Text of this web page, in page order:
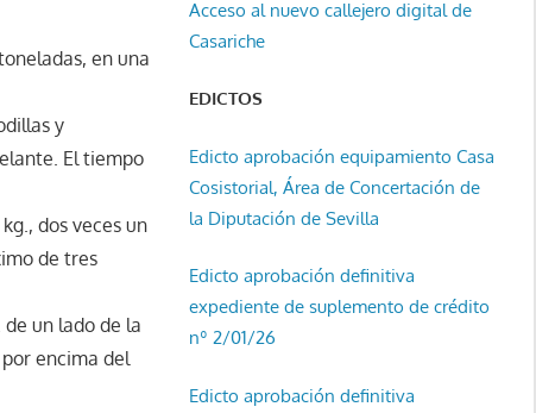
en una
y
El tiempo
dos veces un
de tres
un lado de la
encima del
Acceso al nuevo callejero digital de
Casariche
EDICTOS
Edicto aprobación equipamiento Casa
Cosistorial, Área de Concertación de
la Diputación de Sevilla
Edicto aprobación definitiva
expediente de suplemento de crédito
nº 2/01/26
Edicto aprobación definitiva